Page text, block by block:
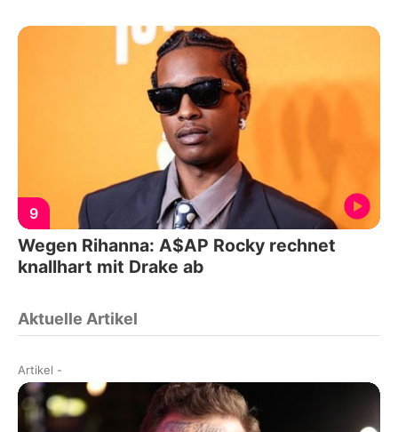
9
Wegen Rihanna: A$AP Rocky rechnet
knallhart mit Drake ab
Aktuelle Artikel
Artikel -